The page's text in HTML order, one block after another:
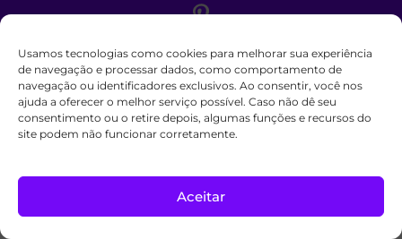
Usamos tecnologias como cookies para melhorar sua experiência
de navegação e processar dados, como comportamento de
navegação ou identificadores exclusivos. Ao consentir, você nos
ajuda a oferecer o melhor serviço possível. Caso não dê seu
consentimento ou o retire depois, algumas funções e recursos do
site podem não funcionar corretamente.
Aceitar